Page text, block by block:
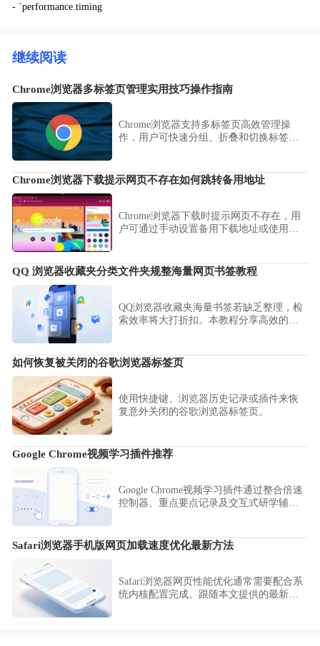
- `performance.timing
继续阅读
Chrome浏览器多标签页管理实用技巧操作指南
Chrome浏览器支持多标签页高效管理操
作，用户可快速分组、折叠和切换标签
览网页。
Chrome浏览器下载提示网页不存在如何跳转备用地址
Chrome浏览器下载时提示网页不存在，用
户可通过手动设置备用下载地址或使用镜
QQ 浏览器收藏夹分类文件夹规整海量网页书签教程
QQ浏览器收藏夹海量书签若缺乏整理，检
索效率将大打折扣。本教程分享高效的书
依然能快速定位，提升知识整理水平。
如何恢复被关闭的谷歌浏览器标签页
使用快捷键、浏览器历史记录或插件来恢
复意外关闭的谷歌浏览器标签页。
Google Chrome视频学习插件推荐
Google Chrome视频学习插件通过整合倍速
控制器、重点要点记录及交互式研学辅
知识归档的闭环操作。
Safari浏览器手机版网页加载速度优化最新方法
Safari浏览器网页性能优化通常需要配合系
统内核配置完成。跟随本文提供的最新加